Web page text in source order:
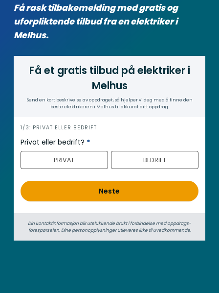
Få rask tilbakemelding med gratis og
uforpliktende tilbud fra en elektriker i
Melhus.
Få et gratis tilbud på elektriker i
Melhus
Send en kort beskrivelse av oppdraget, så hjelper vi deg med å finne den
beste elektrikeren i Melhus til akkurat ditt oppdrag.
i
n
n
o
d
1/3: PRIVAT ELLER BEDRIFT
Privat eller bedrift? *
PRIVAT BEDRIFT
Neste
Din kontaktinformasjon blir utelukkende brukt i forbindelse med oppdrags­
forespørselen. Dine person­­opplysninger utleveres ikke til uvedkommende.